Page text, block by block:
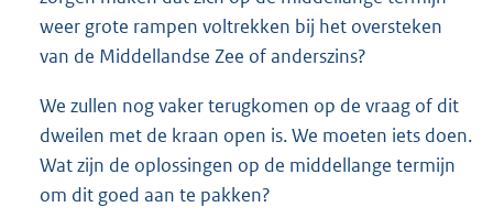
weer grote rampen voltrekken bij het oversteken
van de Middellandse Zee of anderszins?
We zullen nog vaker terugkomen op de vraag of dit
dweilen met de kraan open is. We moeten iets doen.
Wat zijn de oplossingen op de middellange termijn
om dit goed aan te pakken?